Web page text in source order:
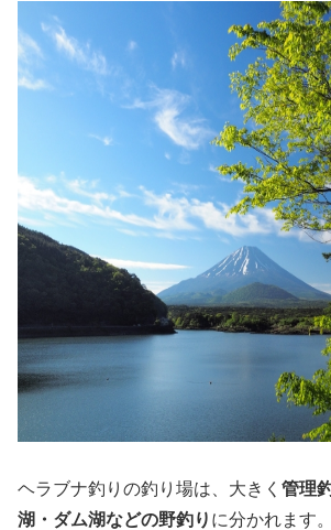
ヘラブナ釣りの釣り場は、大きく 管理
湖・ダム湖などの野釣り に分かれます。